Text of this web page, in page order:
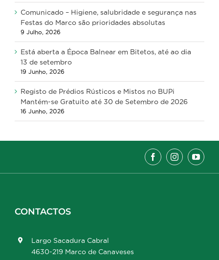
Comunicado – Higiene, salubridade e segurança nas
Festas do Marco são prioridades absolutas
9 Julho, 2026
Está aberta a Época Balnear em Bitetos, até ao dia
13 de setembro
19 Junho, 2026
Registo de Prédios Rústicos e Mistos no BUPi
Mantém-se Gratuito até 30 de Setembro de 2026
16 Junho, 2026
CONTACTOS
Largo Sacadura Cabral
4630-219 Marco de Canaveses